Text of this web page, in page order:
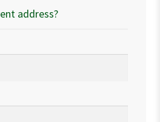
address?